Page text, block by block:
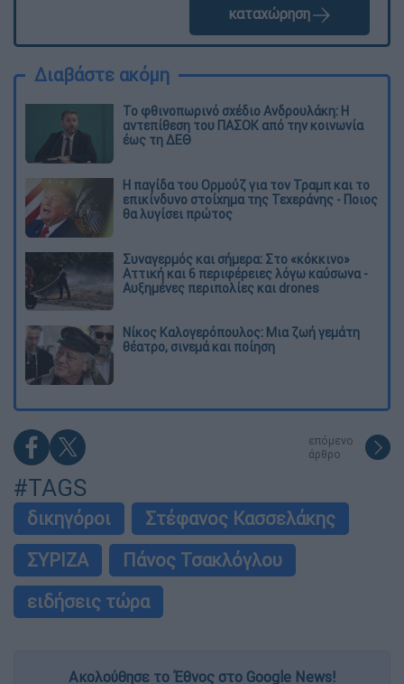
καταχώρηση
Διαβάστε ακόμη
Το φθινοπωρινό σχέδιο Ανδρουλάκη: Η
αντεπίθεση του ΠΑΣΟΚ από την κοινωνία
έως τη ΔΕΘ
Η παγίδα του Ορμούζ για τον Τραμπ και το
επικίνδυνο στοίχημα της Τεχεράνης - Ποιος
θα λυγίσει πρώτος
Συναγερμός και σήμερα: Στο «κόκκινο»
Αττική και 6 περιφέρειες λόγω καύσωνα -
Αυξημένες περιπολίες και drones
Νίκος Καλογερόπουλος: Μια ζωή γεμάτη
θέατρο, σινεμά και ποίηση
επόμενο
άρθρο
#TAGS
δικηγόροι
Στέφανος Κασσελάκης
ΣΥΡΙΖΑ
Πάνος Τσακλόγλου
ειδήσεις τώρα
Ακολούθησε το Έθνος στο Google News!